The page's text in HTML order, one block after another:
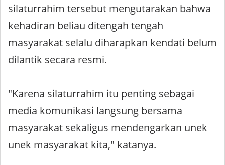
silaturrahim tersebut mengutarakan bahwa
kehadiran beliau ditengah tengah
masyarakat selalu diharapkan kendati belum
dilantik secara resmi.
"Karena silaturrahim itu penting sebagai
media komunikasi langsung bersama
masyarakat sekaligus mendengarkan unek
unek masyarakat kita," katanya.